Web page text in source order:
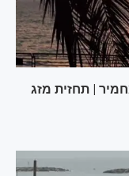
| תחזית מזג